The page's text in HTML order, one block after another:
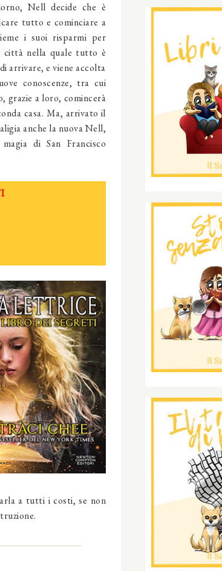
Nell decide che è
tutto e cominciare a
i suoi risparmi per
città nella quale tutto è
arrivare, e viene accolta
conoscenze, tra cui
grazie a loro, comincerà
casa. Ma, arrivato il
anche la nuova Nell,
di San Francisco
a tutti i costi, se non